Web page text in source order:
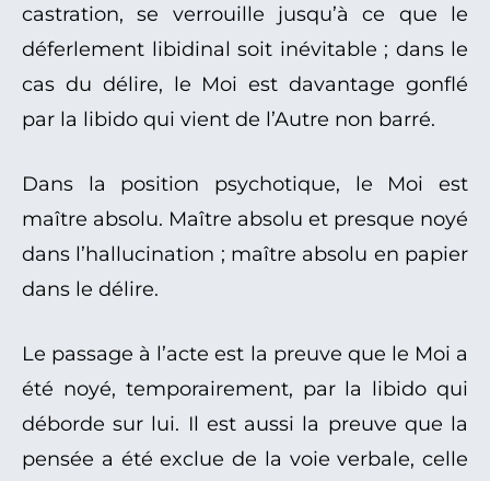
castration, se verrouille jusqu’à ce que le
déferlement libidinal soit inévitable ; dans le
cas du délire, le Moi est davantage gonflé
par la libido qui vient de l’Autre non barré.
Dans la position psychotique, le Moi est
maître absolu. Maître absolu et presque noyé
dans l’hallucination ; maître absolu en papier
dans le délire.
Le passage à l’acte est la preuve que le Moi a
été noyé, temporairement, par la libido qui
déborde sur lui. Il est aussi la preuve que la
pensée a été exclue de la voie verbale, celle